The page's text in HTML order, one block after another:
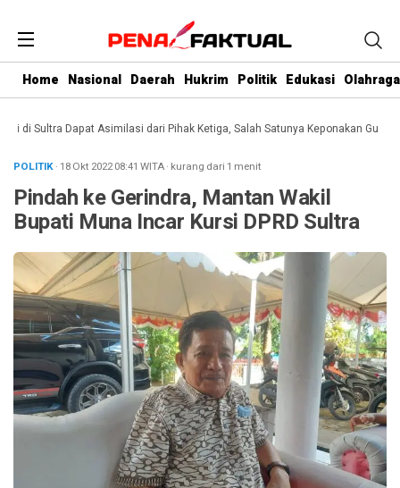
Home Nasional Daerah Hukrim Politik Edukasi Olahraga
Dapat Asimilasi dari Pihak Ketiga, Salah Satunya Keponakan Gubernur
POLITIK· 18 Okt 202208:41 WITA· kurang dari 1 menit
Pindah ke Gerindra, Mantan Wakil
Bupati Muna Incar Kursi DPRD Sultra